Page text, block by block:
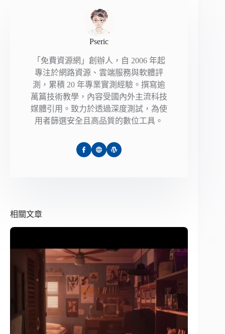
Pseric
「免費資源網」創辦人，自 2006 年起
專注於網路資源、雲端服務與軟體評
測，累積 20 年專業實測經驗。撰寫逾
萬篇技術教學，內容受國內外主流科技
媒體引用。致力於透過深度測試，為使
用者篩選安全且高品質的數位工具。
相關文章